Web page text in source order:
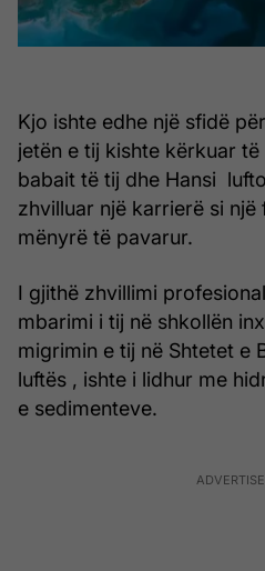
Kjo ishte edhe një sfidë
jetën e tij kishte kërkuar
babait të tij dhe Hansi
zhvilluar një karrierë si
mënyrë të pavarur.
I gjithë zhvillimi
mbarimi i tij në shkollën
migrimin e tij në Shtetet e
luftës , ishte i lidhur me
e sedimenteve.